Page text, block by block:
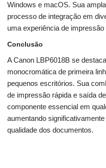
Windows e macOS. Sua
processo de integração em
uma experiência de
Conclusão
A Canon LBP6018B se
monocromática de primeira
pequenos escritórios. Sua
de impressão rápida e saída
componente essencial em
aumentando
qualidade dos documentos.